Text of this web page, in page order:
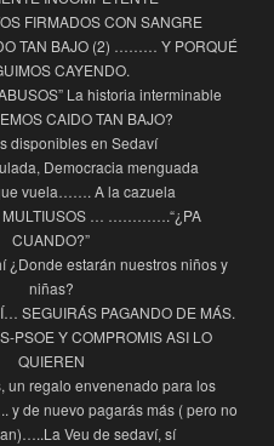
FIRMADOS CON SANGRE
TAN BAJO (2) ……… Y PORQUÉ
CAYENDO.
La historia interminable
CAIDO TAN BAJO?
disponibles en Sedaví
Democracia menguada
vuela……. A la cazuela
MULTIUSOS … ………….“¿PA
CUANDO?”
¿Donde estarán nuestros niños y
niñas?
SEGUIRÁS PAGANDO DE MÁS.
PSOE Y COMPROMIS ASI LO
QUIEREN
un regalo envenenado para los
y de nuevo pagarás más ( pero no
Veu de sedaví, sí